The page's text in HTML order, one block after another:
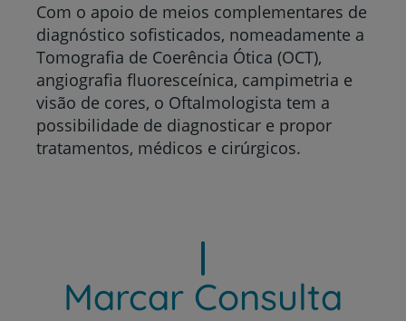
Com o apoio de meios complementares de
diagnóstico sofisticados, nomeadamente a
Tomografia de Coerência Ótica (OCT),
angiografia fluoresceínica, campimetria e
visão de cores, o Oftalmologista tem a
possibilidade de diagnosticar e propor
tratamentos, médicos e cirúrgicos.
Marcar Consulta